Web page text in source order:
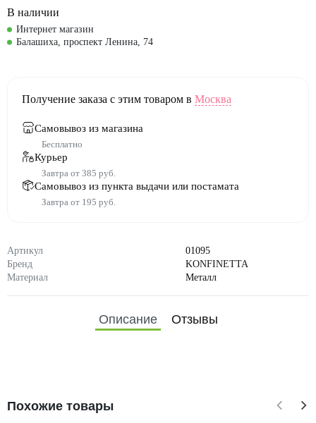
Артикул
01095
Бренд
KONFINETTA
Материал
Металл
В наличии
Интернет магазин
Балашиха, проспект Ленина, 74
Получение заказа с этим товаром в Москва
Самовывоз из магазина
Бесплатно
Курьер
Завтра от 385 руб.
Самовывоз из пункта выдачи или постамата
Завтра от 195 руб.
Описание Отзывы
Похожие товары